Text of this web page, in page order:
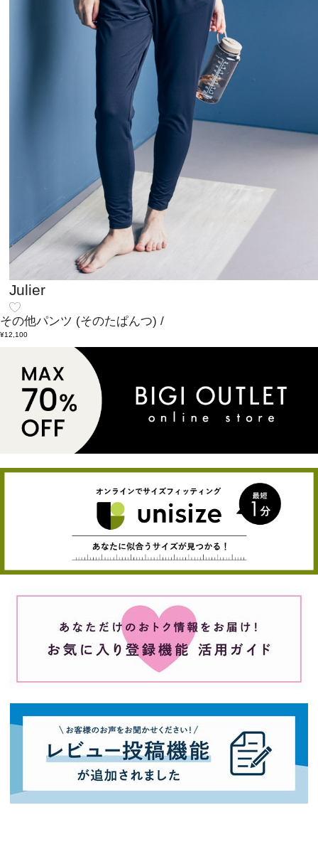
Julier
その他パンツ (そのたぱんつ) /
¥12,100